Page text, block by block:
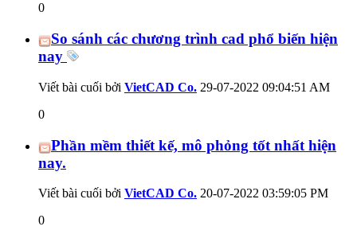
0
So sánh các chương trình cad phổ biến hiện
nay
Viết bài cuối bởi VietCAD Co. 29-07-2022 09:04:51 AM
0
Phần mềm thiết kế, mô phỏng tốt nhất hiện
nay.
Viết bài cuối bởi VietCAD Co. 20-07-2022 03:59:05 PM
0